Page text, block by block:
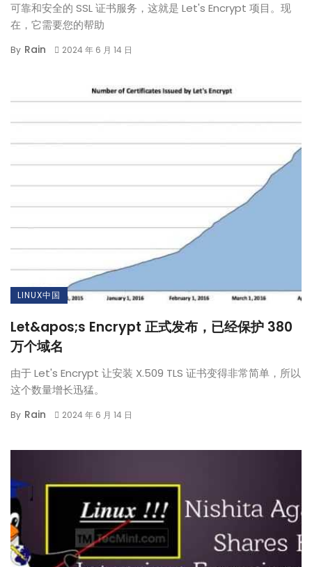
可靠和安全的 SSL 证书服务，这就是 Let's Encrypt 项目。现
在，它需要您的帮助
By Rain 2024 年 6 月 14 日
LINUX中国
Let&apos;s Encrypt 正式发布，已经保护 380
万个域名
由于 Let's Encrypt 让安装 X.509 TLS 证书变得非常简单，所以
这个数量增长迅猛。
By Rain 2024 年 6 月 14 日